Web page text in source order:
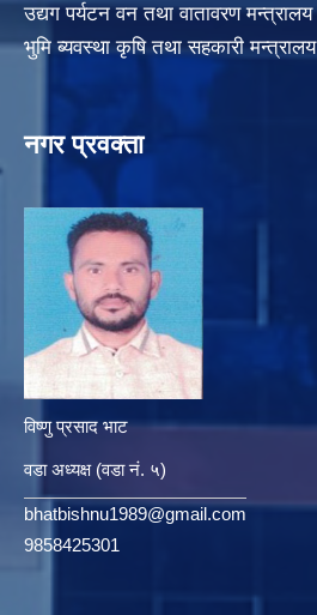
उद्यग पर्यटन वन तथा वातावरण मन्त्रालय
भुमि ब्यवस्था कृषि तथा सहकारी मन्त्रालय
नगर प्रवक्ता
विष्णु प्रसाद भाट
वडा अध्यक्ष (वडा नं. ५)
bhatbishnu1989@gmail.com
9858425301